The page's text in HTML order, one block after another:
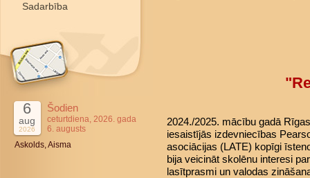
Sadarbība
6
aug
2026
Šodien
ceturtdiena, 2026. gada
6. augusts
Askolds, Aisma
2024./2025. mācību gadā
iesaistījās izdevniecības
asociācijas (LATE) kopīgi
bija veicināt skolēnu interesi
lasītprasmi un valodas